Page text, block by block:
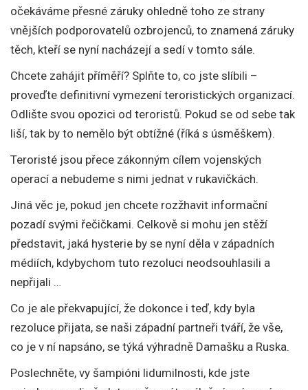
očekáváme přesné záruky ohledně toho ze strany
vnějších podporovatelů ozbrojenců, to znamená záruky
těch, kteří se nyní nacházejí a sedí v tomto sále.
Chcete zahájit příměří? Splňte to, co jste slíbili –
proveďte definitivní vymezení teroristických organizací.
Odlište svou opozici od teroristů. Pokud se od sebe tak
liší, tak by to nemělo být obtížné (říká s úsměškem).
Teroristé jsou přece zákonným cílem vojenských
operací a nebudeme s nimi jednat v rukavičkách.
Jiná věc je, pokud jen chcete rozžhavit informační
pozadí svými řečičkami. Celkově si mohu jen stěží
představit, jaká hysterie by se nyní děla v západních
médiích, kdybychom tuto rezoluci neodsouhlasili a
nepřijali …
Co je ale překvapující, že dokonce i teď, kdy byla
rezoluce přijata, se naši západní partneři tváří, že vše,
co je v ní napsáno, se týká výhradně Damašku a Ruska.
Poslechněte, vy šampióni lidumilnosti, kde jste